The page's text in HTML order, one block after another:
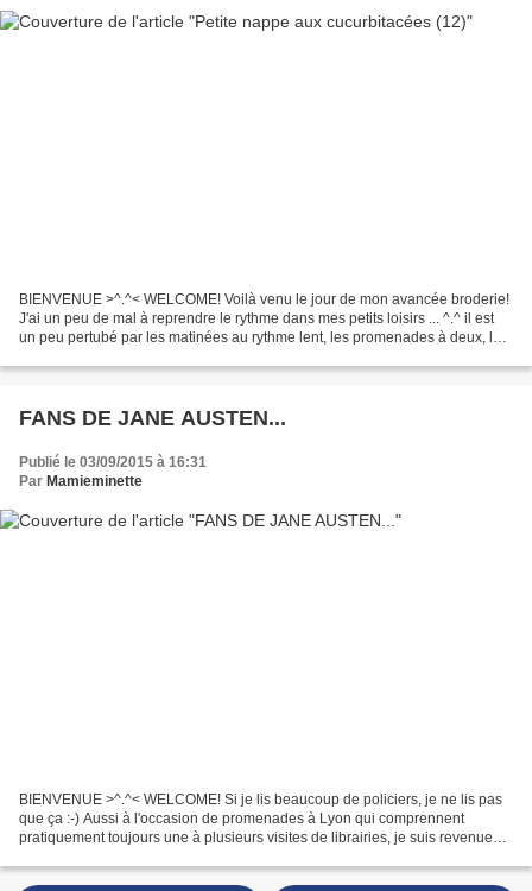
BIENVENUE >^.^< WELCOME! Voilà venu le jour de mon avancée broderie!
J'ai un peu de mal à reprendre le rythme dans mes petits loisirs ... ^.^ il est
un peu pertubé par les matinées au rythme lent, les promenades à deux, les
FANS DE JANE AUSTEN...
Publié le 03/09/2015 à 16:31
Par Mamieminette
BIENVENUE >^.^< WELCOME! Si je lis beaucoup de policiers, je ne lis pas
que ça :-) Aussi à l'occasion de promenades à Lyon qui comprennent
pratiquement toujours une à plusieurs visites de librairies, je suis revenue